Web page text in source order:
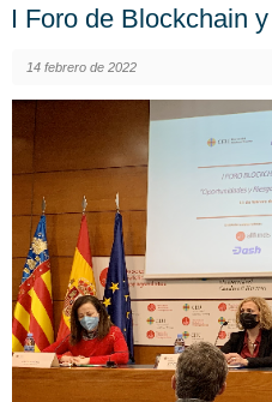
I Foro de Blockchain
14 febrero de 2022